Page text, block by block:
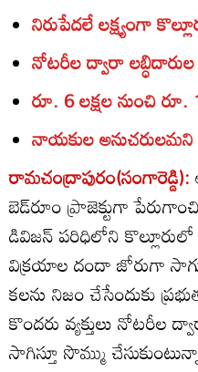
నిరుపేదలే లక్ష్యంగా
నోటరీల ద్వారా లబ్ధిదారుల
రూ. 6 లక్షల నుంచి రూ.
నాయకుల అనుచరులమని
రామచంద్రాపురం(సంగారెడ్డి):
బెడ్‌రూం ప్రాజెక్టుగా
డివిజన్‌ పరిధిలోని కొల్లూరులో
విక్రయాల దందా జోరుగా
కలను నిజం చేసేందుకు
కొందరు వ్యక్తులు నోటరీల
సాగిస్తూ సొమ్ము